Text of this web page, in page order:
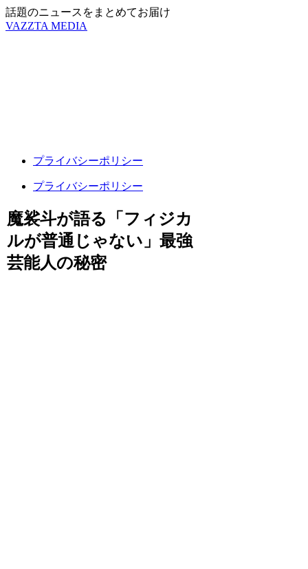
話題のニュースをまとめてお届け
VAZZTA MEDIA
プライバシーポリシー
プライバシーポリシー
魔裟斗が語る「フィジカ
ルが普通じゃない」最強
芸能人の秘密